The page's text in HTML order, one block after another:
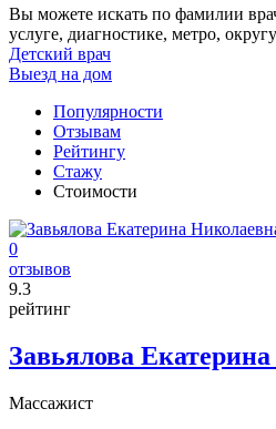
Вы можете искать по фамилии
услуге, диагностике, метро,
Детский врач
Выезд на дом
Популярности
Отзывам
Рейтингу
Стажу
Стоимости
0
отзывов
9.3
рейтинг
Завьялова
Массажист